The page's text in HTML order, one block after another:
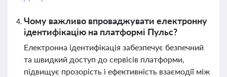
Чому важливо впроваджувати електронну
ідентифікацію на платформі Пульс?
Електронна ідентифікація забезпечує безпечний
та швидкий доступ до сервісів платформи,
підвищує прозорість і ефективність взаємодії між